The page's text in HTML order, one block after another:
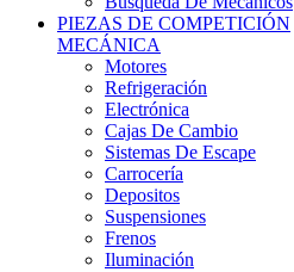
PIEZAS DE COMPETICIÓN
MECÁNICA
Motores
Refrigeración
Electrónica
Cajas De Cambio
Sistemas De Escape
Carrocería
Depositos
Suspensiones
Frenos
Iluminación